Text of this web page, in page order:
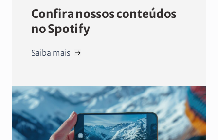
Confira nossos conteúdos
no Spotify
Saiba mais